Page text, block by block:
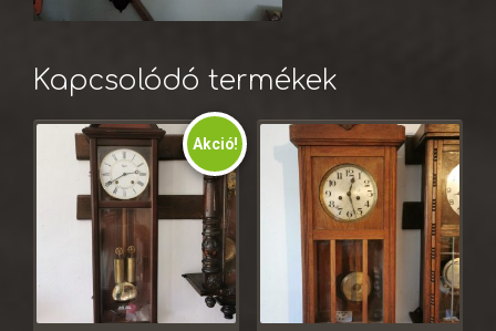
Kapcsolódó termékek
Akció!